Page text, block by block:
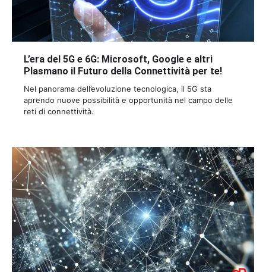
L’era del 5G e 6G: Microsoft, Google e altri
Plasmano il Futuro della Connettività per te!
Nel panorama dell’evoluzione tecnologica, il 5G sta
aprendo nuove possibilità e opportunità nel campo delle
reti di connettività.